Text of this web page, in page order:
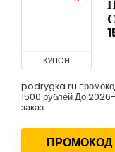
КУПОН
podrygka.ru
1500 рублей До
заказ
ПРОМОКОД